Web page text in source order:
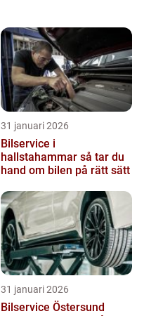
31 januari 2026
Bilservice i
hallstahammar så tar du
hand om bilen på rätt sätt
31 januari 2026
Bilservice Östersund